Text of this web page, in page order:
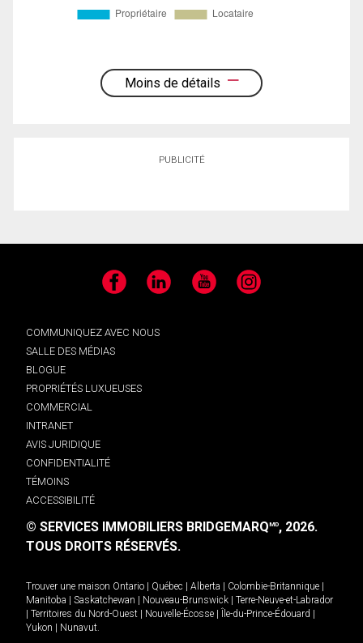
Moins de détails
PUBLICITÉ
Facebook LinkedIn YouTube Instagram
COMMUNIQUEZ AVEC NOUS
SALLE DES MÉDIAS
BLOGUE
PROPRIÉTÉS LUXUEUSES
COMMERCIAL
INTRANET
AVIS JURIDIQUE
CONFIDENTIALITÉ
TÉMOINS
ACCESSIBILITÉ
© SERVICES IMMOBILIERS BRIDGEMARQMD, 2026.
TOUS DROITS RÉSERVÉS.
Trouver une maison Ontario Québec Alberta Colombie-Britannique
Manitoba
Saskatchewan Nouveau-Brunswick
Terre-Neuve-et-Labrador
Territoires du Nord-Ouest Nouvelle-Écosse Île-du-Prince-Édouard
Yukon
Nunavut.